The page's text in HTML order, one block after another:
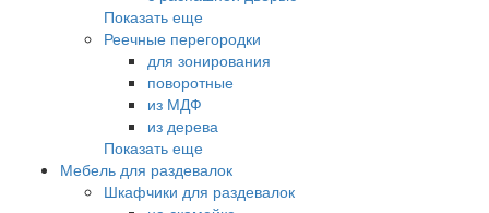
Показать еще
Реечные перегородки
для зонирования
поворотные
из МДФ
из дерева
Показать еще
Мебель для раздевалок
Шкафчики для раздевалок